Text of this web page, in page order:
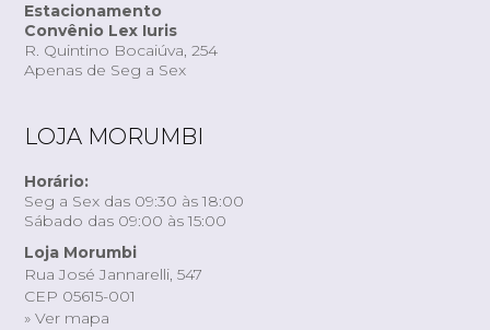
Estacionamento
Convênio Lex Iuris
R. Quintino Bocaiúva, 254
Apenas de Seg a Sex
LOJA MORUMBI
Horário:
Seg a Sex das 09:30 às 18:00
Sábado das 09:00 às 15:00
Loja Morumbi
Rua José Jannarelli, 547
CEP 05615-001
» Ver mapa